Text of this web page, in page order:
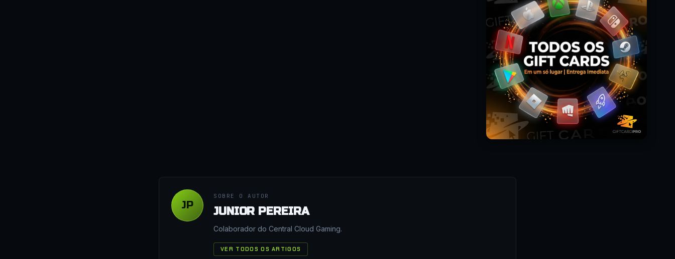
JP
SOBRE O AUTOR
JUNIOR PEREIRA
Colaborador do Central Cloud Gaming.
VER TODOS OS ARTIGOS